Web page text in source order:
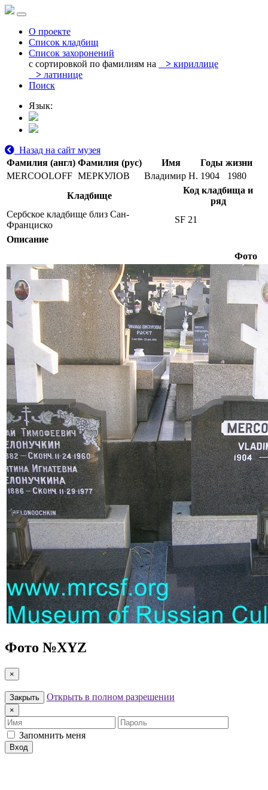
О проекте
Список кладбищ
Список захоронений
с сортировкой по фамилиям на
> кириллице
> латинице
Поиск
Язык:
Назад на сайт музея
Фамилия (англ) Фамилия (рус) Имя
Годы жизни
MERCOOLOFF МЕРКУЛОВ Владимир Н. 1904
1980
Кладбище
Код кладбища и
ряд
Сербское кладбище близ Сан-
Франциско
SF 21
Описание
Фото
Фото №XYZ
×
Закрыть Открыть в полном разрешении
×
Имя
Пароль
Запомнить меня
Вход